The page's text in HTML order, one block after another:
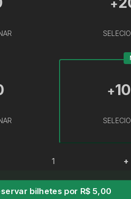
+
+
+
bilhetes por R$ 5,00